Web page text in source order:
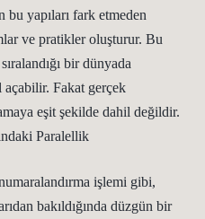
yapıları fark etmeden
ve pratikler oluşturur. Bu
bir dünyada
açabilir. Fakat gerçek
eşit şekilde dahil değildir.
Paralellik
işlemi gibi,
bakıldığında düzgün bir